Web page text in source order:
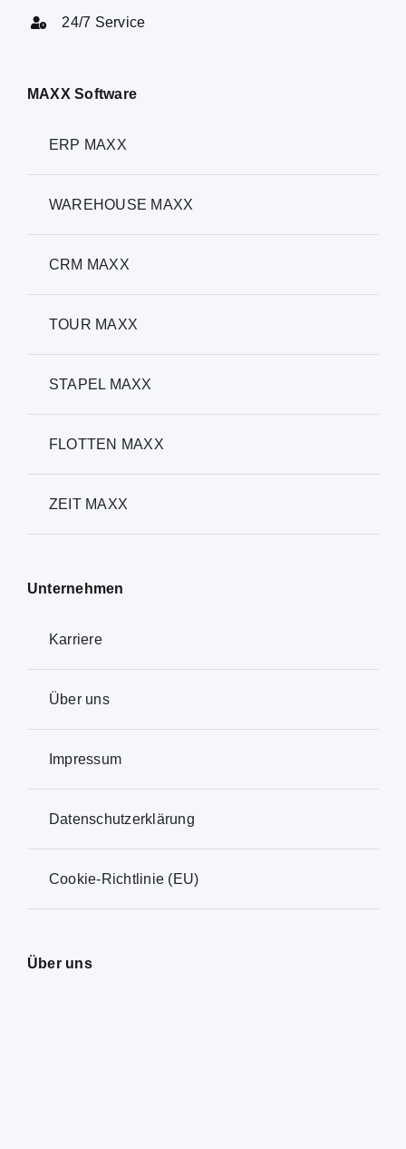
24/7 Service
MAXX Software
ERP MAXX
WAREHOUSE MAXX
CRM MAXX
TOUR MAXX
STAPEL MAXX
FLOTTEN MAXX
ZEIT MAXX
Unternehmen
Karriere
Über uns
Impressum
Datenschutzerklärung
Cookie-Richtlinie (EU)
Über uns